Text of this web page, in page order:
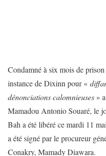
Condamné à six mois de
instance de Dixinn pour «
dénonciations calomnieuses »
Mamadou Antonio Souaré, le
Bah a été libéré ce mardi 11
a été signé par le procureur
Conakry, Mamady Diawara.